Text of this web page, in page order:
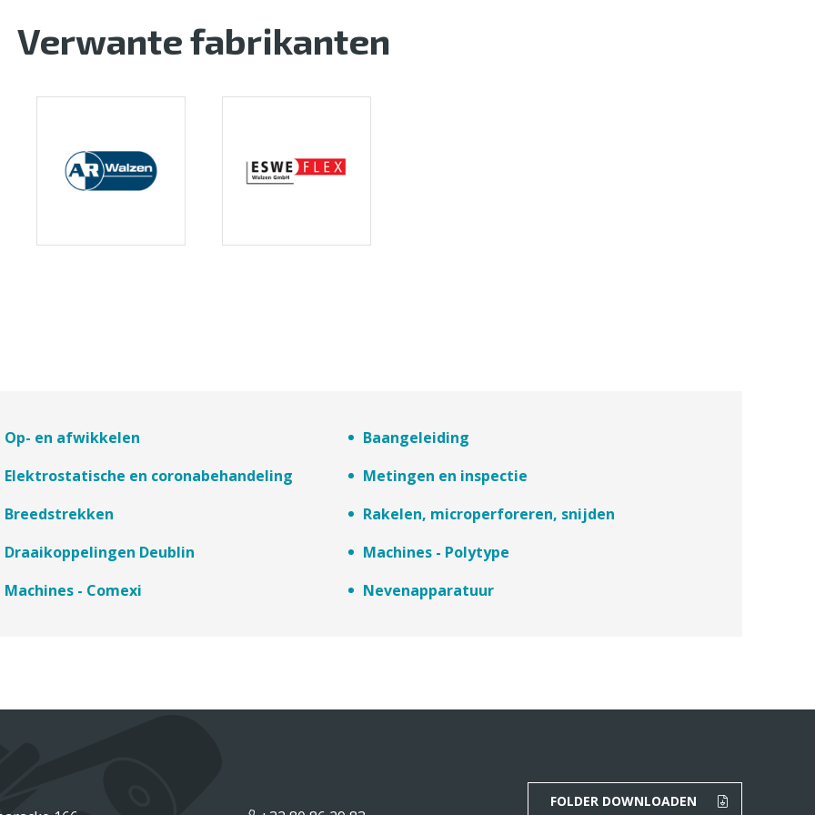
Verwante fabrikanten
Op- en afwikkelen
Baangeleiding
Elektrostatische en coronabehandeling
Metingen en inspectie
Breedstrekken
Rakelen, microperforeren, snijden
Draaikoppelingen Deublin
Nevenapparatuur
Machines - Polytype
Machines - Comexi
FOLDER DOWNLOADEN